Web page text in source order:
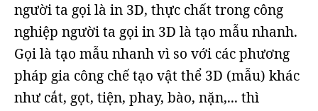
người ta gọi là in 3D, thực chất trong công
nghiệp người ta gọi in 3D là tạo mẫu nhanh.
Gọi là tạo mẫu nhanh vì so với các phương
pháp gia công chế tạo vật thể 3D (mẫu) khác
như cắt, gọt, tiện, phay, bào, nặn,... thì